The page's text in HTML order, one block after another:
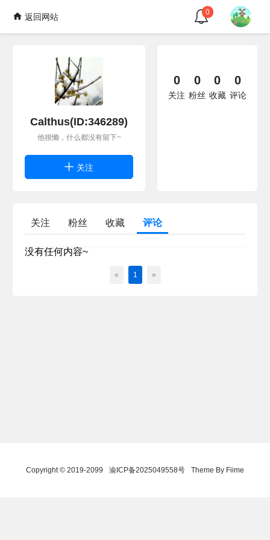
返回网站 0
Calthus(ID:346289)
他很懒，什么都没有留下~
关注
0
关注
0
粉丝
0
收藏
0
评论
关注 粉丝 收藏 评论
没有任何内容~
« 1 »
Copyright © 2019-2099 渝ICP备2025049558号 Theme By Fiime